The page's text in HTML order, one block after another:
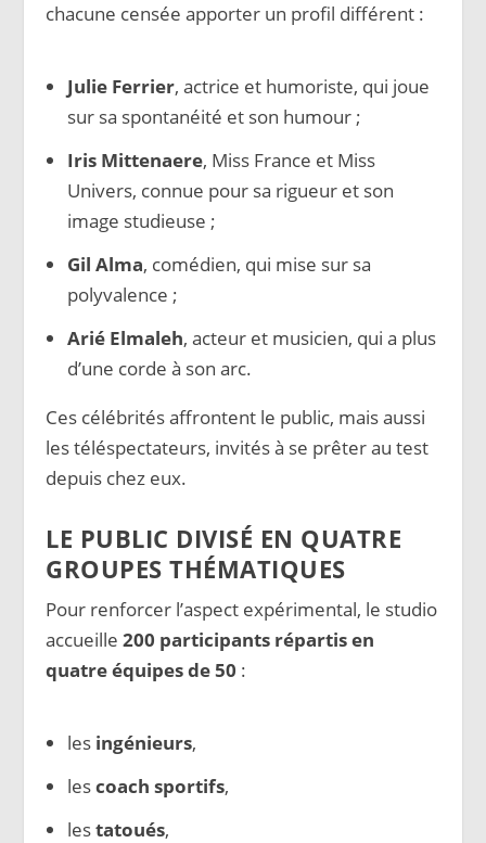
chacune censée apporter un profil différent :
Julie Ferrier, actrice et humoriste, qui joue
sur sa spontanéité et son humour ;
Iris Mittenaere, Miss France et Miss
Univers, connue pour sa rigueur et son
image studieuse ;
Gil Alma, comédien, qui mise sur sa
polyvalence ;
Arié Elmaleh, acteur et musicien, qui a plus
d’une corde à son arc.
Ces célébrités affrontent le public, mais aussi
les téléspectateurs, invités à se prêter au test
depuis chez eux.
LE PUBLIC DIVISÉ EN QUATRE
GROUPES THÉMATIQUES
Pour renforcer l’aspect expérimental, le studio
accueille200 participants répartis en
quatre équipes de 50 :
les ingénieurs,
lescoach sportifs,
lestatoués,